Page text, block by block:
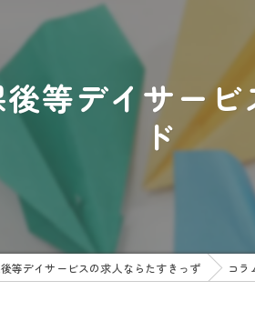
等デイサー
ド
等デイサービスの求人ならたすきっず コラ